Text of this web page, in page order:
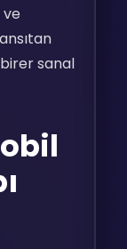
ve
sanal